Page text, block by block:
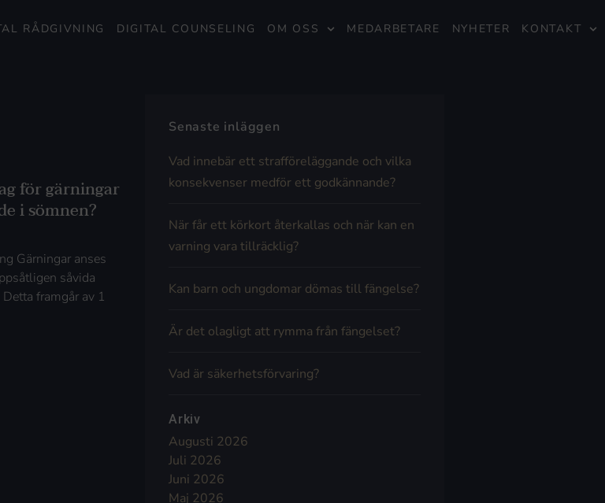
RÅDGIVNING DIGITAL COUNSELING OM OSS MEDARBETARE NYHETER KONTAKT
för gärningar
i sömnen?
Gärningar anses
såvida
framgår av 1
Senaste inläggen
Vad innebär ett strafföreläggande och vilka
konsekvenser medför ett godkännande?
När får ett körkort återkallas och när kan en
varning vara tillräcklig?
Kan barn och ungdomar dömas till fängelse?
Är det olagligt att rymma från fängelset?
Vad är säkerhetsförvaring?
Arkiv
Augusti 2026
Juli 2026
Juni 2026
Maj 2026